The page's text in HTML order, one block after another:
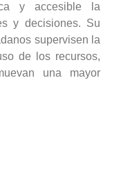
y accesible la
y decisiones. Su
supervisen la
de los recursos,
una mayor